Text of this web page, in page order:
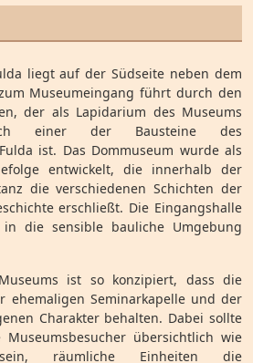
liegt auf der Südseite neben dem
Museumeingang führt durch den
der als Lapidarium des Museums
einer der Bausteine des
ist. Das Dommuseum wurde als
entwickelt, die innerhalb der
die verschiedenen Schichten der
erschließt. Die Eingangshalle
die sensible bauliche Umgebung
ist so konzipiert, dass die
ehemaligen Seminarkapelle und der
Charakter behalten. Dabei sollte
übersichtlich wie
sein, räumliche Einheiten die